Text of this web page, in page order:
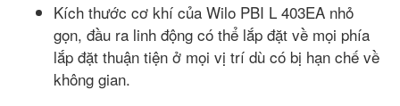
Kích thước cơ khí của Wilo PBI L 403EA nhỏ
gọn, đầu ra linh động có thể lắp đặt về mọi phía
lắp đặt thuận tiện ở mọi vị trí dù có bị hạn chế về
không gian.